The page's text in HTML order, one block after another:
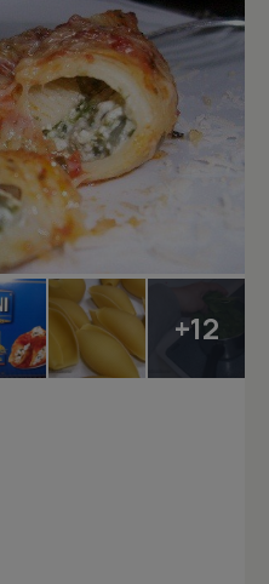
+12